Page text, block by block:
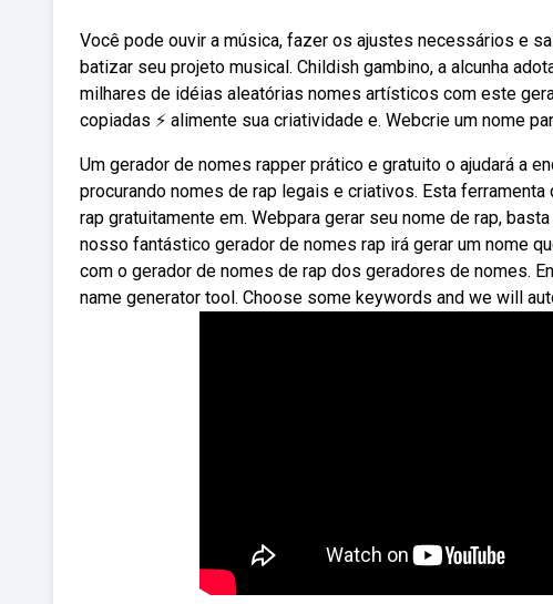
Você pode ouvir a música, fazer os ajustes necessários e
batizar seu projeto musical. Childish gambino, a alcunha
milhares de idéias aleatórias nomes artísticos com este
copiadas ⚡️ alimente sua criatividade e. Webcrie um nome
Um gerador de nomes rapper prático e gratuito o ajudará a
procurando nomes de rap legais e criativos. Esta
rap gratuitamente em. Webpara gerar seu nome de rap,
nosso fantástico gerador de nomes rap irá gerar um nome
com o gerador de nomes de rap dos geradores de nomes.
name generator tool. Choose some keywords and we will